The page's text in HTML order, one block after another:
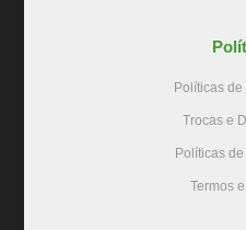
Políticas
Trocas e
Políticas
Termos